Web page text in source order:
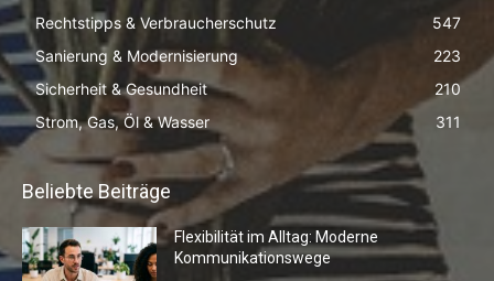
Rechtstipps & Verbraucherschutz
547
Sanierung & Modernisierung
223
Sicherheit & Gesundheit
210
Strom, Gas, Öl & Wasser
311
Beliebte Beiträge
Flexibilität im Alltag: Moderne
Kommunikationswege